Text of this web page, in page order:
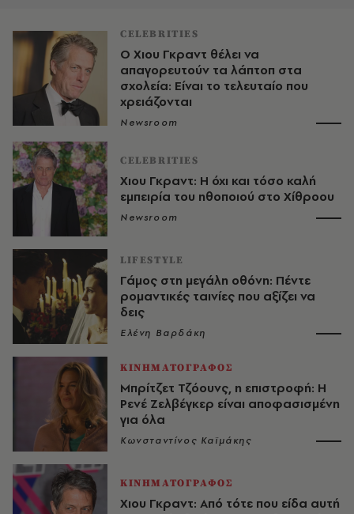
CELEBRITIES
Ο Χιου Γκραντ θέλει να
απαγορευτούν τα λάπτοπ στα
σχολεία: Είναι το τελευταίο που
χρειάζονται
Newsroom
CELEBRITIES
Χιου Γκραντ: Η όχι και τόσο καλή
εμπειρία του ηθοποιού στο Χίθροου
Newsroom
LIFESTYLE
Γάμος στη μεγάλη οθόνη: Πέντε
ρομαντικές ταινίες που αξίζει να
δεις
Ελένη Βαρδάκη
ΚΙΝΗΜΑΤΟΓΡΑΦΟΣ
Μπρίτζετ Τζόουνς, η επιστροφή: Η
Ρενέ Ζελβέγκερ είναι αποφασισμένη
για όλα
Κωνσταντίνος Καϊμάκης
ΚΙΝΗΜΑΤΟΓΡΑΦΟΣ
Χιου Γκραντ: Από τότε που είδα αυτή